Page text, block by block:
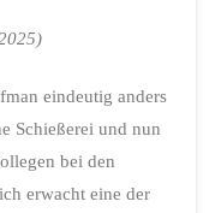
eindeutig anders
Schießerei und nun
bei den
erwacht eine der